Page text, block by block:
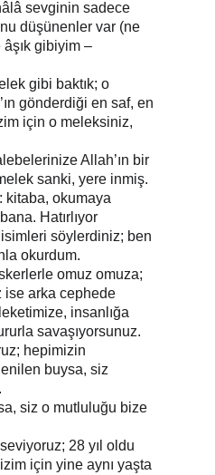
sevginin sadece
düşünenler var (ne
gibiyim –
gibi baktık; o
gönderdiği en saf, en
için o meleksiniz,
Allah’ın bir
sanki, yere inmiş.
kitaba, okumaya
Hatırlıyor
söylerdiniz; ben
okurdum.
omuz omuza;
ise arka cephede
insanlığa
savaşıyorsunuz.
hepimizin
buysa, siz
siz o mutluluğu bize
28 yıl oldu
için yine aynı yaşta